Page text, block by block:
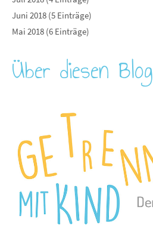
Juni 2018 (5 Einträge)
Mai 2018 (6 Einträge)
Über diesen Blog